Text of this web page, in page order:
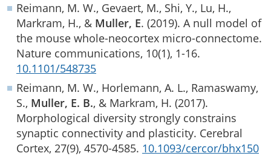
Reimann, M. W., Gevaert, M., Shi, Y., Lu, H.,
Markram, H., & Muller, E. (2019). A null model of
the mouse whole-neocortex micro-connectome.
Nature communications, 10(1), 1-16.
10.1101/548735
Reimann, M. W., Horlemann, A. L., Ramaswamy,
S., Muller, E. B., & Markram, H. (2017).
Morphological diversity strongly constrains
synaptic connectivity and plasticity. Cerebral
Cortex, 27(9), 4570-4585. 10.1093/cercor/bhx150